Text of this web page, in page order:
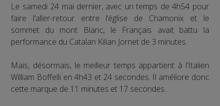
Le samedi 24 mai dernier, avec un temps de 4h54 pour
faire l’aller-retour entre l’église de Chamonix et le
sommet du mont Blanc, le Français avait battu la
performance du Catalan Kilian Jornet de 3 minutes.
Mais, désormais, le meilleur temps appartient à l’Italien
William Boffelli en 4h43 et 24 secondes. Il améliore donc
cette marque de 11 minutes et 17 secondes.